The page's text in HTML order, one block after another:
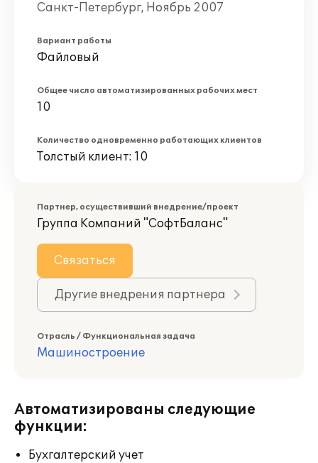
Санкт-Петербург, Ноябрь 2007
Вариант работы
Файловый
Общее число автоматизированных рабочих мест
10
Количество одновременно работающих клиентов
Толстый клиент: 10
Партнер, осуществивший внедрение/проект
Группа Компаний "СофтБаланс"
Связаться
Другие внедрения партнера
Отрасль / Функциональная задача
Машиностроение
Автоматизированы следующие
функции:
Бухгалтерский учет